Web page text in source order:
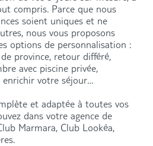
compris. Parce que nous
soient uniques et ne
nous vous proposons
options de personnalisation :
province, retour différé,
avec piscine privée,
enrichir votre séjour…
et adaptée à toutes vos
dans votre agence de
Marmara, Club Lookéa,